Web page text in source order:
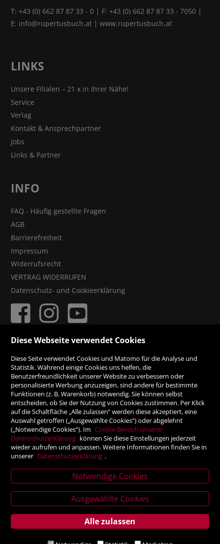
letter
T:+43 (0) 662 87 87 33 - 0 | F: +43 (0) 662 87 87 33 - 7050 |
E: info@rupertusbuch.at |www.rupertusbuch.at
LINKS
Unsere Filialen – 21 x in Ihrer Nähe!
Service
Verlag
Kontakt & Ansprechpartner
Jobs
Links & Partner
INFO
FAQ - Häufig gestellte Fragen
AGB
Barrierefreiheit
Impressum
Widerrufsrecht
VERTRAG WIDERRUFEN
Datenschutz- und Cookieerklärung
Rechnung
Vorauskasse
SICHER ONLINE SHOPPEN!
Diese Webseite verwendet Cookies
Diese Seite verwendet Cookies und Matomo für die Analyse und
Statistik. Während einige Cookies uns helfen, die
Benutzerfreundlichkeit unserer Website zu verbessern oder
personalisierte Werbung anzuzeigen, sind andere für bestimmte
Funktionen (z. B. Warenkorb) notwendig. Sie können selbst
entscheiden, ob Sie der Nutzung von Cookies zustimmen. Per Klick
auf die Schaltfläche „Alle zulassen“ werden diese akzeptiert, eine
Auswahl getroffen („Ausgewählte Cookies“) oder abgelehnt
(„Notwendige Cookies“). Im Cookie-Bereich unserer
Datenschutzerklärung können Sie diese Einstellungen jederzeit
wieder aufrufen und anpassen. Weitere Informationen finden Sie in
unserer Datenschutzerklärung .
Notwendige Cookies
Ausgewählte Cookies
Alle zulassen